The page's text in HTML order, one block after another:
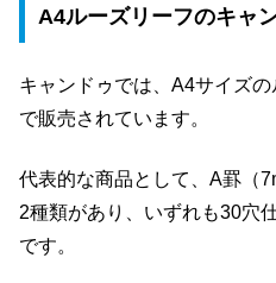
A4ルーズリーフのキャ
キャンドゥでは、A4サイズ
で販売されています。
代表的な商品として、A罫（
2種類があり、いずれも30穴
です。